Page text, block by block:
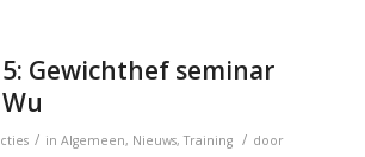
Gewichthef seminar
/ in Algemeen, Nieuws,Training / door